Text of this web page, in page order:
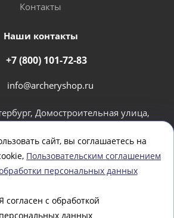
Контакты
Наши контакты
+7 (800) 101-72-83
info@archeryshop.ru
Домостроительная улица,
Петербург Пионерская 21
на связи
сайт, вы соглашаетесь на
Пользовательским соглашением
персональных данных
согласен с обработкой
персональных данных